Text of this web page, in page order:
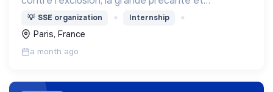
l'isolement
💡 SSE organization Internship
Paris, France
a month ago